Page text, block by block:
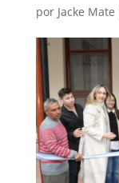
por Jacke Mate